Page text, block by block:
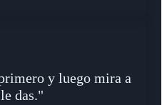
y luego mira a
das."